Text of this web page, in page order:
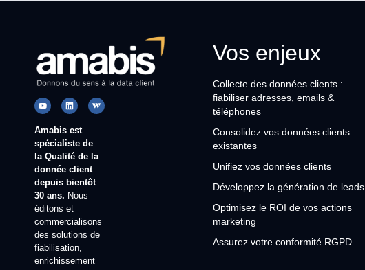
Amabis est
spécialiste de
la Qualité de la
donnée client
depuis bientôt
30 ans. Nous
éditons et
commercialisons
des solutions de
fiabilisation,
enrichissement
Vos enjeux
Collecte des données clients :
fiabiliser adresses, emails &
téléphones
Consolidez vos données clients
existantes
Unifiez vos données clients
Développez la génération de leads
Optimisez le ROI de vos actions
marketing
Assurez votre conformité RGPD